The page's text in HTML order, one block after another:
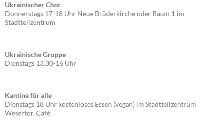
Ukrainischer Chor
Donnerstags 17-18 Uhr Neue Brüderkirche oder Raum 1 im
Stadtteilzentrum
Ukrainische Gruppe
Dienstags 13.30-16 Uhr
Kantine für alle
Dienstags 18 Uhr kostenloses Essen (vegan) im Stadtteilzentrum
Wesertor, Café